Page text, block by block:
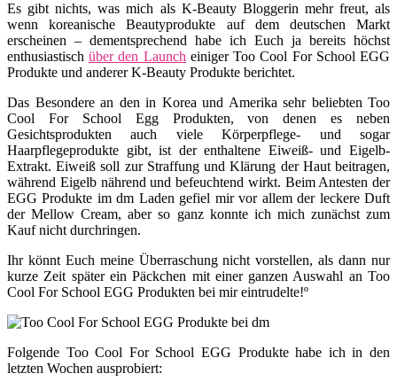
Es gibt nichts, was mich als K-Beauty Bloggerin mehr freut, als
wenn koreanische Beautyprodukte auf dem deutschen Markt
erscheinen – dementsprechend habe ich Euch ja bereits höchst
enthusiastischüber den Launch einiger Too Cool For School EGG
Produkte und anderer K-Beauty Produkte berichtet.
Das Besondere an den in Korea und Amerika sehr beliebten Too
Cool For School Egg Produkten, von denen es neben
Gesichtsprodukten auch viele Körperpflege- und sogar
Haarpflegeprodukte gibt, ist der enthaltene Eiweiß- und Eigelb-
Extrakt. Eiweiß soll zur Straffung und Klärung der Haut beitragen,
während Eigelb nährend und befeuchtend wirkt. Beim Antesten der
EGG Produkte im dm Laden gefiel mir vor allem der leckere Duft
der Mellow Cream, aber so ganz konnte ich mich zunächst zum
Kauf nicht durchringen.
Ihr könnt Euch meine Überraschung nicht vorstellen, als dann nur
kurze Zeit später ein Päckchen mit einer ganzen Auswahl an Too
Cool For School EGG Produkten bei mir eintrudelte!º
Folgende Too Cool For School EGG Produkte habe ich in den
letzten Wochen ausprobiert: